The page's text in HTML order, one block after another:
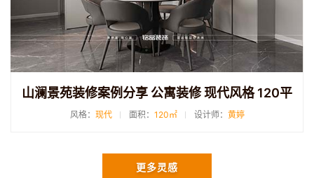
山澜景苑装修案例分享 公寓装修 现代风格 120平
风格： 现代 面积： 120㎡ 设计师： 黄婷
更多灵感